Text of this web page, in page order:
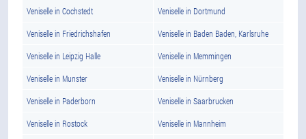
Veniselle in Cochstedt Veniselle in Dortmund
Veniselle in Friedrichshafen Veniselle in Baden Baden, Karlsruhe
Veniselle in Leipzig Halle Veniselle in Memmingen
Veniselle in Munster Veniselle in Nürnberg
Veniselle in Paderborn Veniselle in Saarbrucken
Veniselle in Rostock Veniselle in Mannheim